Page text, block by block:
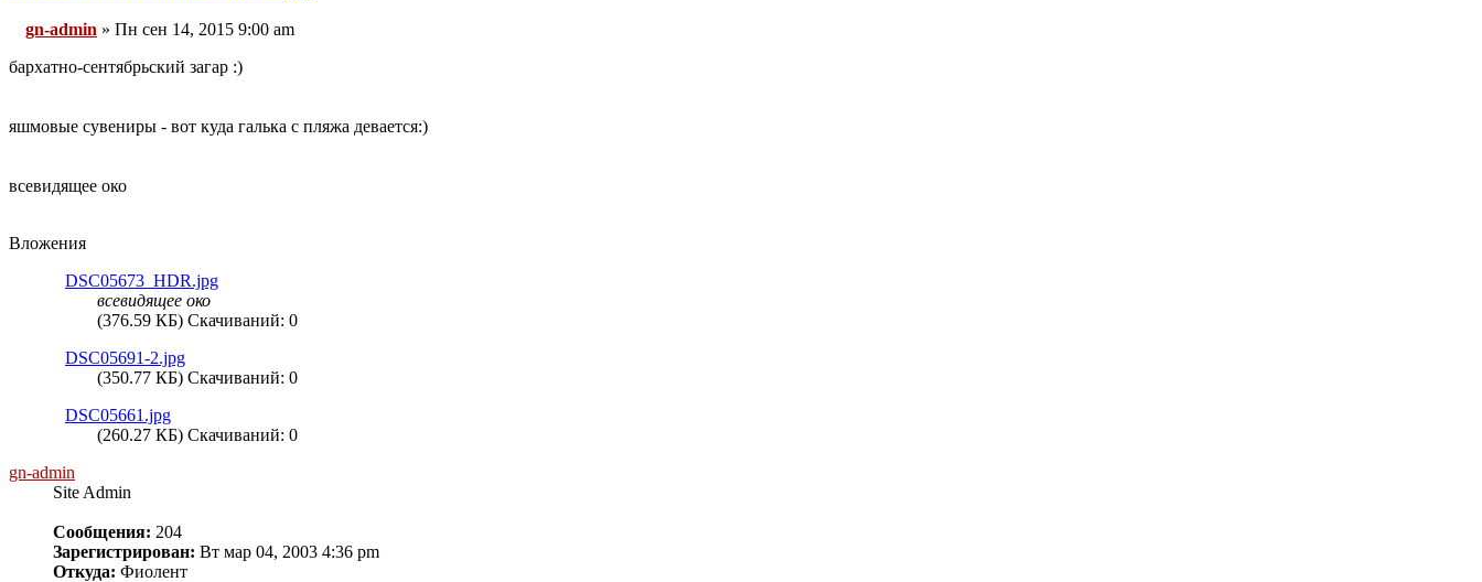
gn-admin » Пн сен 14, 2015 9:00 am
бархатно-сентябрьский загар :)
яшмовые сувениры - вот куда галька с пляжа девается:)
всевидящее око
Вложения
DSC05673_HDR.jpg
всевидящее око
(376.59 КБ) Скачиваний: 0
DSC05691-2.jpg
(350.77 КБ) Скачиваний: 0
DSC05661.jpg
(260.27 КБ) Скачиваний: 0
gn-admin
Site Admin
Сообщения: 204
Зарегистрирован: Вт мар 04, 2003 4:36 pm
Откуда: Фиолент